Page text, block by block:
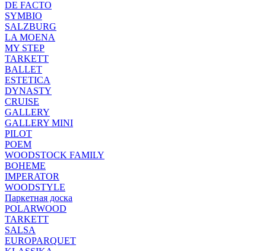
DE FACTO
SYMBIO
SALZBURG
LA MOENA
MY STEP
TARKETT
BALLET
ESTETICA
DYNASTY
CRUISE
GALLERY
GALLERY MINI
PILOT
POEM
WOODSTOCK FAMILY
BOHEME
IMPERATOR
WOODSTYLE
Паркетная доска
POLARWOOD
TARKETT
SALSA
EUROPARQUET